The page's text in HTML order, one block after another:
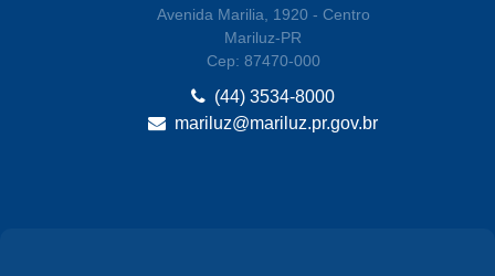
Avenida Marilia, 1920 - Centro
Mariluz-PR
Cep: 87470-000
(44) 3534-8000
mariluz@mariluz.pr.gov.br